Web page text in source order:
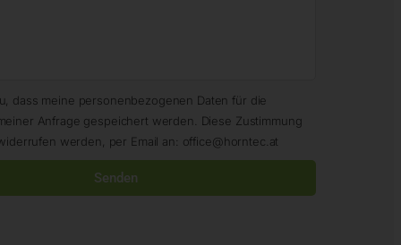
dass meine personenbezogenen Daten für die
Anfrage gespeichert werden. Diese Zustimmung
werden, per Email an: office@horntec.at
Senden